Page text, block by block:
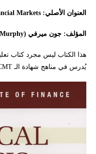
العنوان الأصلي: Technical Analysis of the Financial Markets
المؤلف: جون ميرفي (John Murphy)
هذا الكتاب ليس مجرد كتاب
يُدرس في مناهج شهادة الـ CMT (محلل فني معتمد) دولياً.